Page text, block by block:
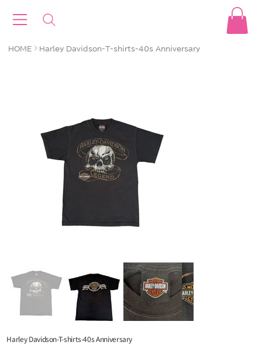
HOME > Harley Davidson-T-shirts-40s Anniversary
Harley Davidson-T-shirts-40s Anniversary